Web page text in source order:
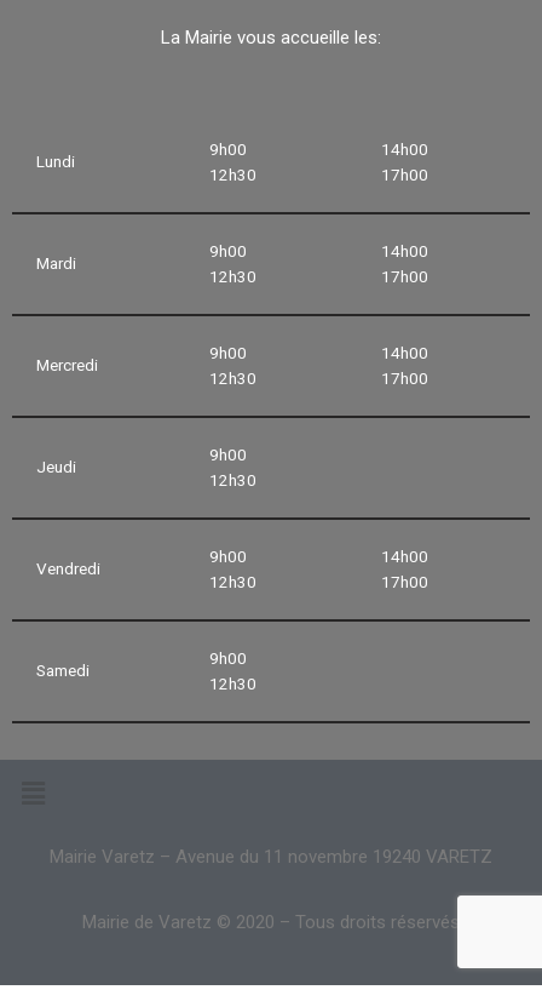
La Mairie vous accueille les:
Lundi
9h00
12h30
14h00
17h00
Mardi
9h00
12h30
14h00
17h00
Mercredi
9h00
12h30
14h00
17h00
Jeudi
9h00
12h30
Vendredi
9h00
12h30
14h00
17h00
Samedi
9h00
12h30
Mairie Varetz – Avenue du 11 novembre 19240 VARETZ
Mairie de Varetz © 2020 – Tous droits réservés